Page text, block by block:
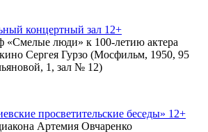
концертный зал 12+
«Смелые люди» к 100-летию актера
Сергея Гурзо (Мосфильм, 1950, 95
1, зал № 12)
просветительские беседы» 12+
Артемия Овчаренко